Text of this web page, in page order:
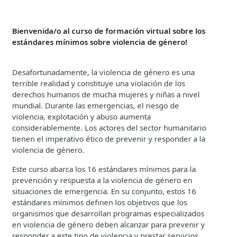
Bienvenida/o al curso de formación virtual sobre los
estándares mínimos sobre violencia de género!
Desafortunadamente, la violencia de género es una
terrible realidad y constituye una violación de los
derechos humanos de mucha mujeres y niñas a nivel
mundial. Durante las emergencias, el riesgo de
violencia, explotación y abuso aumenta
considerablemente. Los actores del sector humanitario
tienen el imperativo ético de prevenir y responder a la
violencia de género.
Este curso abarca los 16 estándares mínimos para la
prevención y respuesta a la violencia de género en
situaciones de emergencia. En su conjunto, estos 16
estándares mínimos definen los objetivos que los
organismos que desarrollan programas especializados
en violencia de género deben alcanzar para prevenir y